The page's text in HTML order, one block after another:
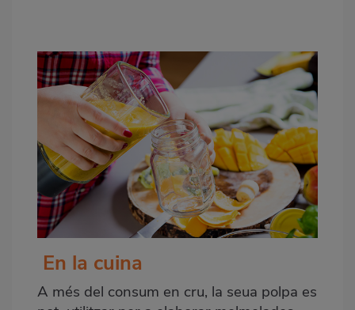
En la cuina
A més del consum en cru, la seua polpa es